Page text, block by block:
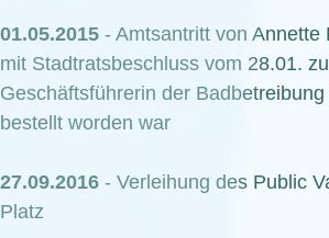
01.05.2015 - Amtsantritt von Annette
mit Stadtratsbeschluss vom 28.01.
Geschäftsführerin der
bestellt worden war
27.09.2016 - Verleihung des Public
Platz